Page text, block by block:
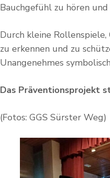
Bauchgefühl zu hören
Durch kleine
zu erkennen und zu
Unangenehmes
Das Präventionsprojekt
(Fotos: GGS Sürster Weg)